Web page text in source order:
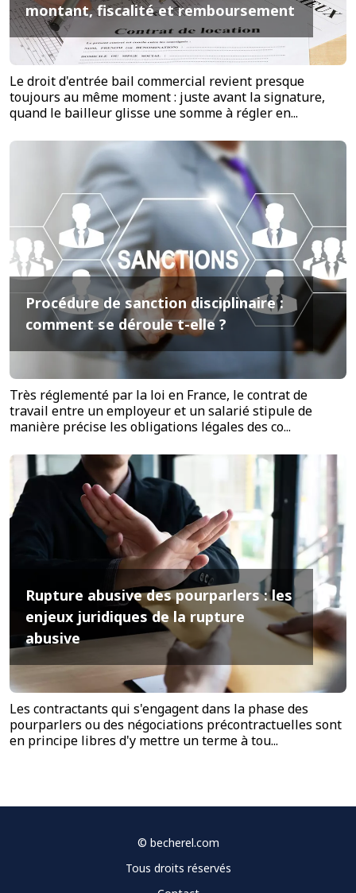
montant, fiscalité et remboursement
Le droit d'entrée bail commercial revient presque
toujours au même moment : juste avant la signature,
quand le bailleur glisse une somme à régler en...
Procédure de sanction disciplinaire :
comment se déroule t-elle ?
Très réglementé par la loi en France, le contrat de
travail entre un employeur et un salarié stipule de
manière précise les obligations légales des co...
Rupture abusive des pourparlers : les
enjeux juridiques de la rupture
abusive
Les contractants qui s'engagent dans la phase des
pourparlers ou des négociations précontractuelles sont
en principe libres d'y mettre un terme à tou...
© becherel.com
Tous droits réservés